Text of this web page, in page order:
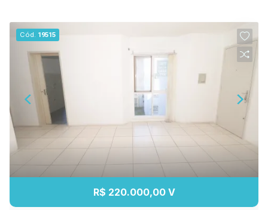
Cód. 19515
R$ 220.000,00 V